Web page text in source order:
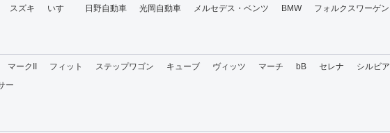
スズキ いすゞ 日野自動車 光岡自動車 メルセデス・ベンツ BMW フォルクスワーゲン
マークII フィット ステップワゴン キューブ ヴィッツ マーチ bB セレナ シルビア
ー